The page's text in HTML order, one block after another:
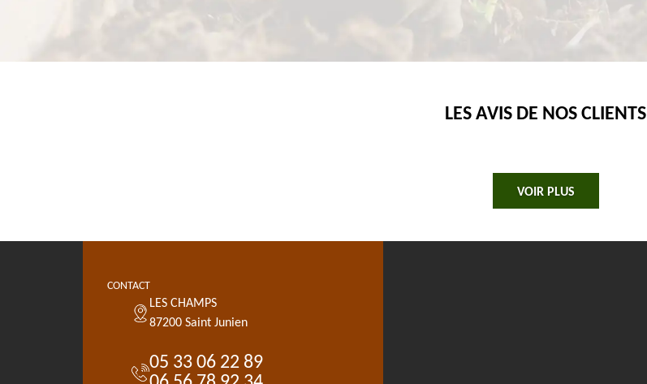
LES AVIS DE NOS CLIENTS
VOIR PLUS
CONTACT
LES CHAMPS
87200 Saint Junien
05 33 06 22 89